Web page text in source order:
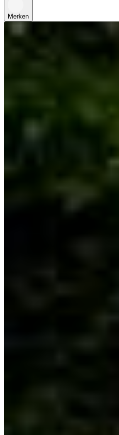
Merken